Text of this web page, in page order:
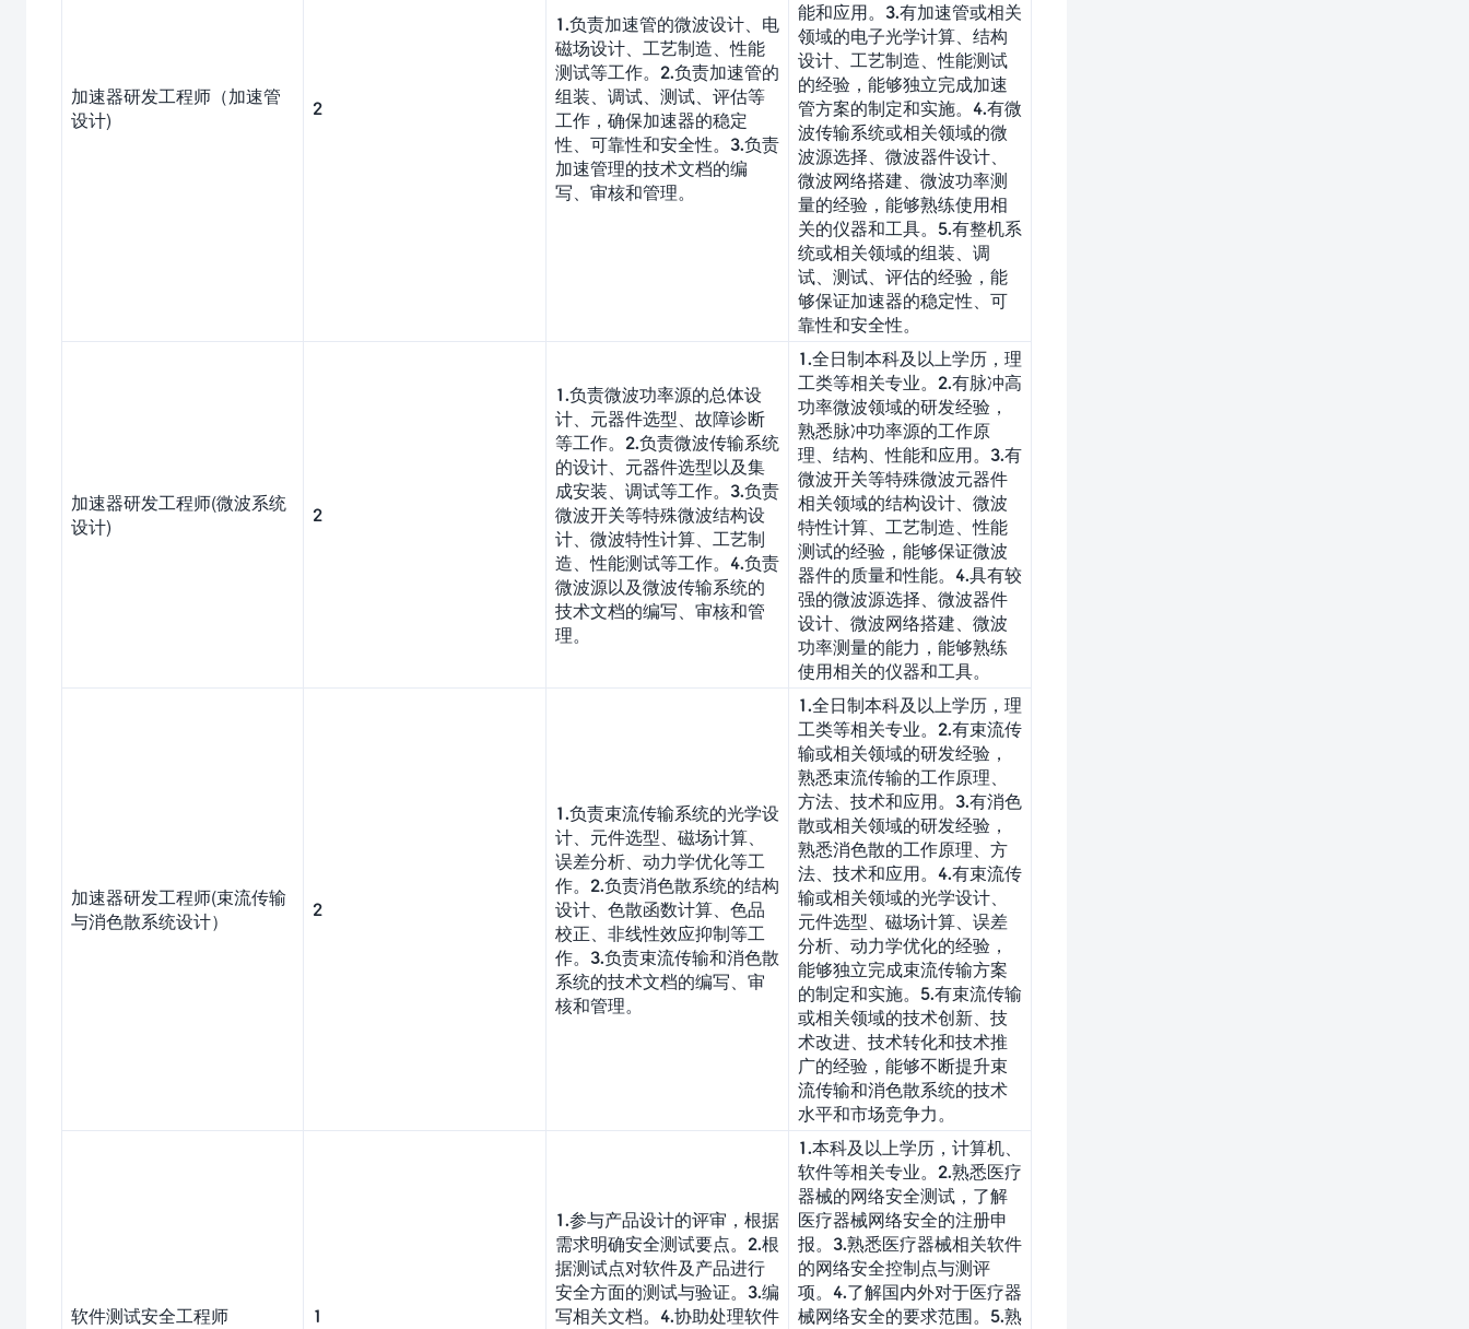
加速器研发工程师（加速管
设计)
2
1.负责加速管的微波设计、电
磁场设计、工艺制造、性能
测试等工作。2.负责加速管的
组装、调试、测试、评估等
工作，确保加速器的稳定
性、可靠性和安全性。3.负责
加速管理的技术文档的编
写、审核和管理。
能和应用。3.有加速管或相关
领域的电子光学计算、结构
设计、工艺制造、性能测试
的经验，能够独立完成加速
管方案的制定和实施。4.有微
波传输系统或相关领域的微
波源选择、微波器件设计、
微波网络搭建、微波功率测
量的经验，能够熟练使用相
关的仪器和工具。5.有整机系
统或相关领域的组装、调
试、测试、评估的经验，能
够保证加速器的稳定性、可
靠性和安全性。
加速器研发工程师(微波系统
设计)
2
1.负责微波功率源的总体设
计、元器件选型、故障诊断
等工作。2.负责微波传输系统
的设计、元器件选型以及集
成安装、调试等工作。3.负责
微波开关等特殊微波结构设
计、微波特性计算、工艺制
造、性能测试等工作。4.负责
微波源以及微波传输系统的
技术文档的编写、审核和管
理。
1.全日制本科及以上学历，理
工类等相关专业。2.有脉冲高
功率微波领域的研发经验，
熟悉脉冲功率源的工作原
理、结构、性能和应用。3.有
微波开关等特殊微波元器件
相关领域的结构设计、微波
特性计算、工艺制造、性能
测试的经验，能够保证微波
器件的质量和性能。4.具有较
强的微波源选择、微波器件
设计、微波网络搭建、微波
功率测量的能力，能够熟练
使用相关的仪器和工具。
加速器研发工程师(束流传输
与消色散系统设计）
2
1.负责束流传输系统的光学设
计、元件选型、磁场计算、
误差分析、动力学优化等工
作。2.负责消色散系统的结构
设计、色散函数计算、色品
校正、非线性效应抑制等工
作。3.负责束流传输和消色散
系统的技术文档的编写、审
核和管理。
1.全日制本科及以上学历，理
工类等相关专业。2.有束流传
输或相关领域的研发经验，
熟悉束流传输的工作原理、
方法、技术和应用。3.有消色
散或相关领域的研发经验，
熟悉消色散的工作原理、方
法、技术和应用。4.有束流传
输或相关领域的光学设计、
元件选型、磁场计算、误差
分析、动力学优化的经验，
能够独立完成束流传输方案
的制定和实施。5.有束流传输
或相关领域的技术创新、技
术改进、技术转化和技术推
广的经验，能够不断提升束
流传输和消色散系统的技术
水平和市场竞争力。
软件测试安全工程师 1
1.参与产品设计的评审，根据
需求明确安全测试要点。2.根
据测试点对软件及产品进行
安全方面的测试与验证。3.编
写相关文档。4.协助处理软件
1.本科及以上学历，计算机、
软件等相关专业。2.熟悉医疗
器械的网络安全测试，了解
医疗器械网络安全的注册申
报。3.熟悉医疗器械相关软件
的网络安全控制点与测评
项。4.了解国内外对于医疗器
械网络安全的要求范围。5.熟